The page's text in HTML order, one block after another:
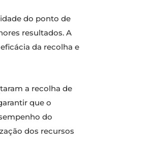
do ponto de
resultados. A
da recolha e
a recolha de
que o
do
dos recursos